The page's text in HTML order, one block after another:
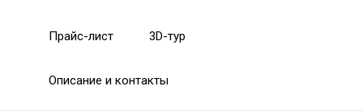
Прайс-лист 3D-тур
Описание и контакты